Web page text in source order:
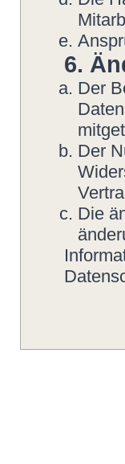
6.
Der
Der
Die